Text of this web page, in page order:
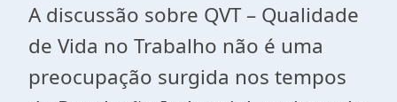
A discussão sobre QVT – Qualidade
de Vida no Trabalho não é uma
preocupação surgida nos tempos